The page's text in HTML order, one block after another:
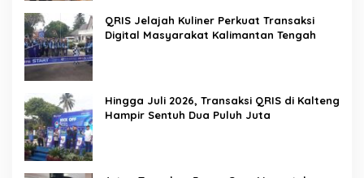
QRIS Jelajah Kuliner Perkuat Transaksi
Digital Masyarakat Kalimantan Tengah
Hingga Juli 2026, Transaksi QRIS di Kalteng
Hampir Sentuh Dua Puluh Juta